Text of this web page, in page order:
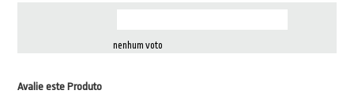
nenhum voto
Avalie este Produto